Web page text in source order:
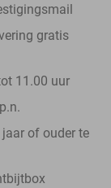
gratis
11.00 uur
of ouder te